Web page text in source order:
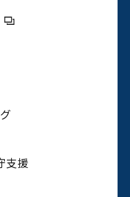
支援